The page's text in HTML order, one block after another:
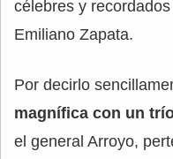
célebres y
Emiliano Zapata.
Por decirlo
magnífica con un
el general Arroyo,